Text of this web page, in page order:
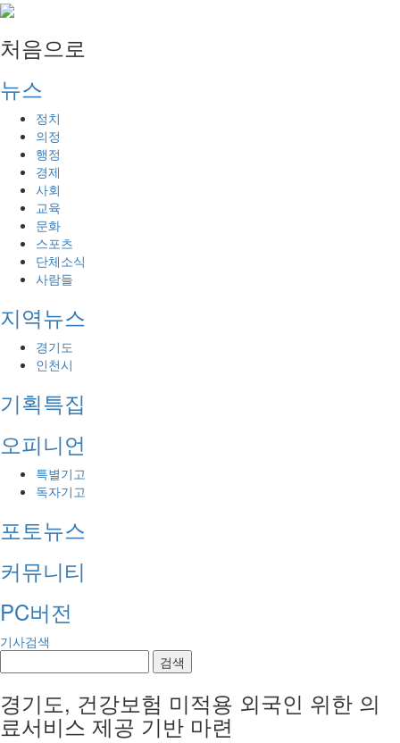
처음으로
뉴스
정치
의정
행정
경제
사회
교육
문화
스포츠
단체소식
사람들
지역뉴스
경기도
인천시
기획특집
오피니언
특별기고
독자기고
포토뉴스
커뮤니티
PC버전
기사검색
검색
경기도, 건강보험 미적용 외국인 위한 의
료서비스 제공 기반 마련